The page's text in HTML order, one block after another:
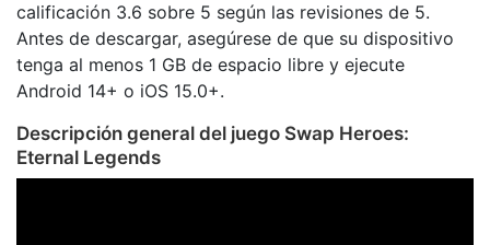
calificación 3.6 sobre 5 según las revisiones de 5.
Antes de descargar, asegúrese de que su dispositivo
tenga al menos 1 GB de espacio libre y ejecute
Android 14+ o iOS 15.0+.
Descripción general del juego Swap Heroes:
Eternal Legends